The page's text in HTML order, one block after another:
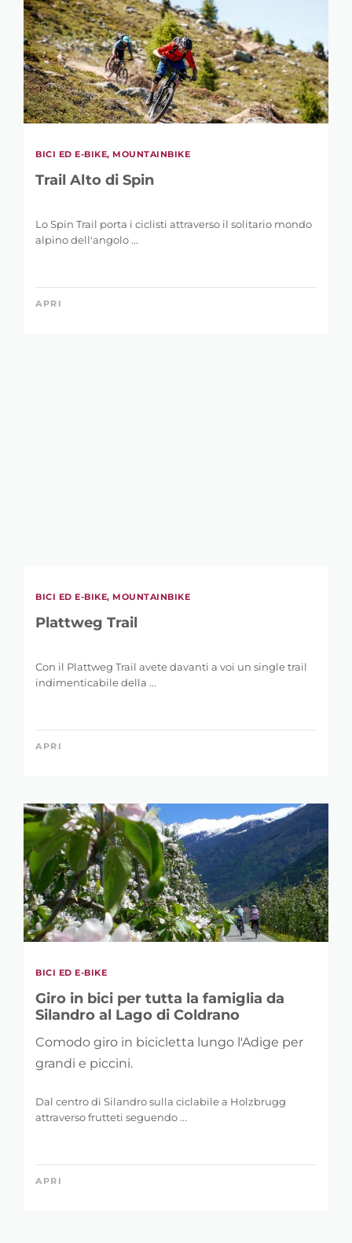
LUNGHEZZA
0 km
146 km
BICI ED E-BIKE, MOUNTAINBIKE
Trail Alto di Spin
Lo Spin Trail porta i ciclisti attraverso il solitario mondo
alpino dell'angolo ...
APRI
BICI ED E-BIKE, MOUNTAINBIKE
Plattweg Trail
Con il Plattweg Trail avete davanti a voi un single trail
indimenticabile della ...
APRI
BICI ED E-BIKE
Giro in bici per tutta la famiglia da
Silandro al Lago di Coldrano
Comodo giro in bicicletta lungo l'Adige per
grandi e piccini.
Dal centro di Silandro sulla ciclabile a Holzbrugg
attraverso frutteti seguendo ...
APRI